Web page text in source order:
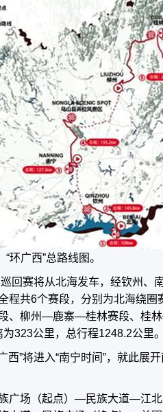
“环广西”总路线图。
回赛将从北海发车，经钦州、
程共6个赛段，分别为北海绕
、柳州—鹿寨—桂林赛段、桂
323公里，总行程1248.2公里。
西”将进入“南宁时间”，就此展
广场（起点）—民族大道—江